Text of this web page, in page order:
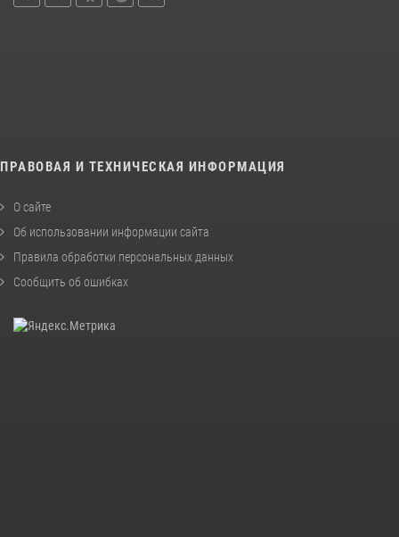
ПРАВОВАЯ И ТЕХНИЧЕСКАЯ ИНФОРМАЦИЯ
О сайте
Об использовании информации сайта
Правила обработки персональных данных
Сообщить об ошибках